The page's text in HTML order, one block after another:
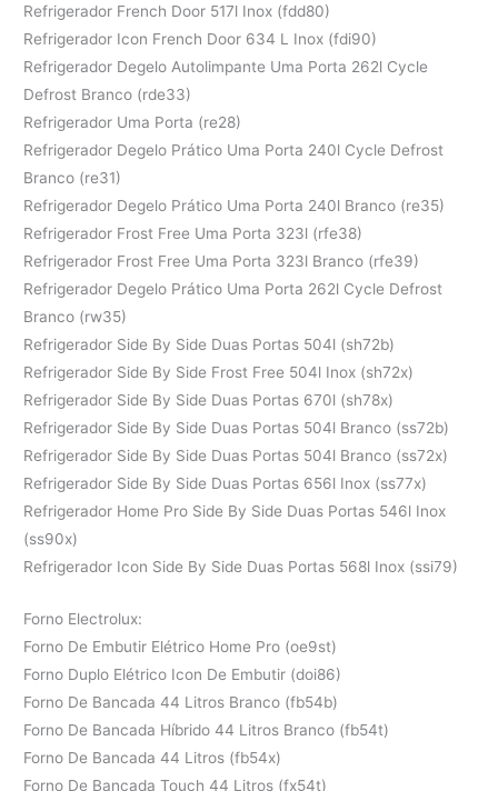
Refrigerador French Door 517l Inox (fdd80)
Refrigerador Icon French Door 634 L Inox (fdi90)
Refrigerador Degelo Autolimpante Uma Porta 262l Cycle
Defrost Branco (rde33)
Refrigerador Uma Porta (re28)
Refrigerador Degelo Prático Uma Porta 240l Cycle Defrost
Branco (re31)
Refrigerador Degelo Prático Uma Porta 240l Branco (re35)
Refrigerador Frost Free Uma Porta 323l (rfe38)
Refrigerador Frost Free Uma Porta 323l Branco (rfe39)
Refrigerador Degelo Prático Uma Porta 262l Cycle Defrost
Branco (rw35)
Refrigerador Side By Side Duas Portas 504l (sh72b)
Refrigerador Side By Side Frost Free 504l Inox (sh72x)
Refrigerador Side By Side Duas Portas 670l (sh78x)
Refrigerador Side By Side Duas Portas 504l Branco (ss72b)
Refrigerador Side By Side Duas Portas 504l Branco (ss72x)
Refrigerador Side By Side Duas Portas 656l Inox (ss77x)
Refrigerador Home Pro Side By Side Duas Portas 546l Inox
(ss90x)
Refrigerador Icon Side By Side Duas Portas 568l Inox (ssi79)
Forno Electrolux:
Forno De Embutir Elétrico Home Pro (oe9st)
Forno Duplo Elétrico Icon De Embutir (doi86)
Forno De Bancada 44 Litros Branco (fb54b)
Forno De Bancada Híbrido 44 Litros Branco (fb54t)
Forno De Bancada 44 Litros (fb54x)
Forno De Bancada Touch 44 Litros (fx54t)